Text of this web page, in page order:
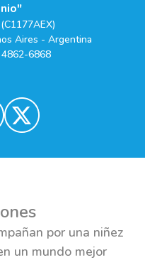
Aires - Argentina
6868
por una niñez
un mundo mejor